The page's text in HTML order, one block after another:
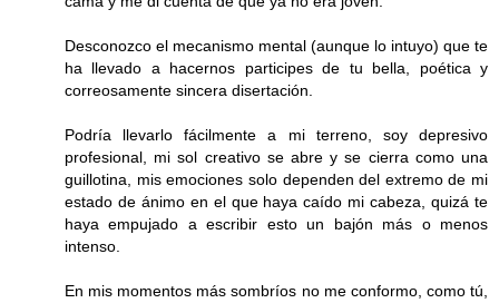
Desconozco el mecanismo mental (aunque lo intuyo) que te
ha llevado a hacernos participes de tu bella, poética y
correosamente sincera disertación.
Podría llevarlo fácilmente a mi terreno, soy depresivo
profesional, mi sol creativo se abre y se cierra como una
guillotina, mis emociones solo dependen del extremo de mi
estado de ánimo en el que haya caído mi cabeza, quizá te
haya empujado a escribir esto un bajón más o menos
intenso.
En mis momentos más sombríos no me conformo, como tú,